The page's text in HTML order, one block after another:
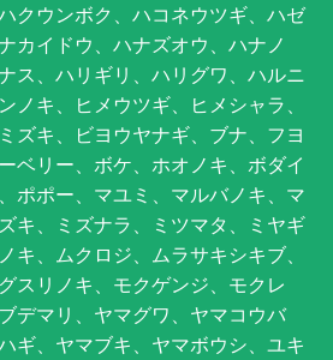
クウンボク、ハコネウツギ、ハゼ
カイドウ、ハナズオウ、ハナノ
ス、ハリギリ、ハリグワ、ハルニ
ノキ、ヒメウツギ、ヒメシャラ、
ズキ、ビヨウヤナギ、ブナ、フヨ
ベリー、ボケ、ホオノキ、ボダイ
ポポー、マユミ、マルバノキ、マ
キ、ミズナラ、ミツマタ、ミヤギ
キ、ムクロジ、ムラサキシキブ、
スリノキ、モクゲンジ、モクレ
デマリ、ヤマグワ、ヤマコウバ
ギ、ヤマブキ、ヤマボウシ、ユキ